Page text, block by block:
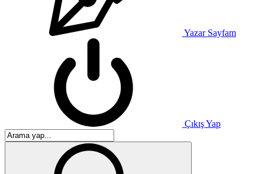
Yazar Sayfam
Çıkış Yap